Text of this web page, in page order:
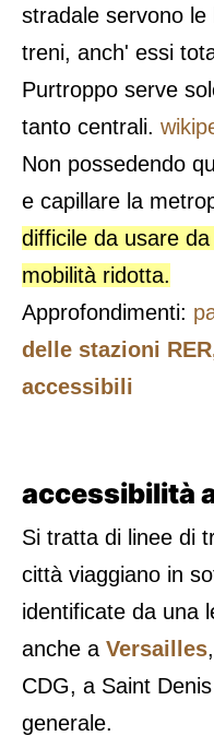
stradale servono
treni, anch' essi
Purtroppo serve
tanto centrali.
Non possedendo
e capillare la
difficile da usare
mobilità ridotta.
Approfondimenti:
delle stazioni
accessibili
accessibilità
Si tratta di linee di
città viaggiano in
identificate da una
anche a Versailles,
CDG, a Saint
generale.